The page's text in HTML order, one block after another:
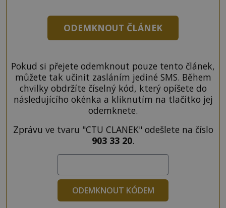
ODEMKNOUT ČLÁNEK
Pokud si přejete odemknout pouze tento článek,
můžete tak učinit zasláním jediné SMS. Během
chvilky obdržíte číselný kód, který opíšete do
následujícího okénka a kliknutím na tlačítko jej
odemknete.
Zprávu ve tvaru "CTU CLANEK" odešlete na číslo
903 33 20.
ODEMKNOUT KÓDEM